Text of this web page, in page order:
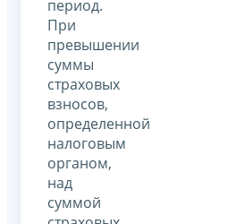
период.
При
превышении
суммы
страховых
взносов,
определенной
налоговым
органом,
над
суммой